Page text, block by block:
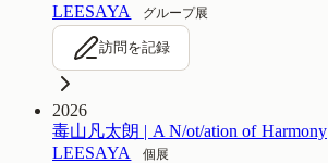
LEESAYA
グループ展
訪問を記録
2026
毒山凡太朗 | A N/ot/ation of Harmony
LEESAYA
個展